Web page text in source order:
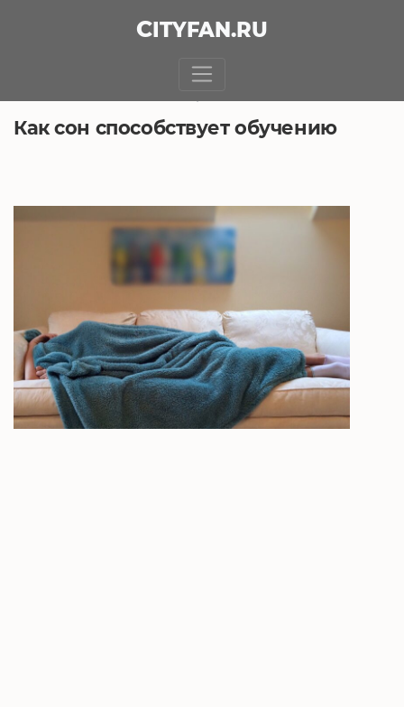
CITYFAN.RU
Как сон способствует обучению